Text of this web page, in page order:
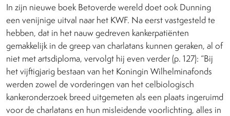
In zijn nieuwe boek Betoverde wereld doet ook Dunning
een venijnige uitval naar het KWF. Na eerst vastgesteld te
hebben, dat in het nauw gedreven kankerpatiënten
gemakkelijk in de greep van charlatans kunnen geraken, al of
niet met artsdiploma, vervolgt hij even verder (p. 127): “Bij
het vijftigjarig bestaan van het Koningin Wilhelminafonds
werden zowel de vorderingen van het celbiologisch
kankeronderzoek breed uitgemeten als een plaats ingeruimd
voor de charlatans en hun misleidende voorlichting, alles in